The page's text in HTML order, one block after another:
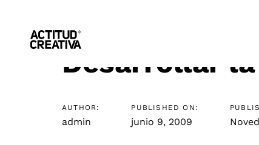
navigation
Desarrollar
AUTHOR:
admin
PUBLISHED ON:
junio 9, 2009
navigation